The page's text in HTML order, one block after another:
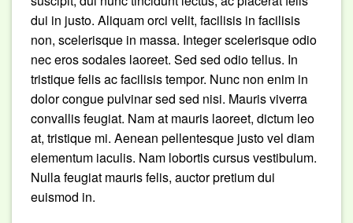
dui in justo. Aliquam orci velit, facilisis in facilisis
non, scelerisque in massa. Integer scelerisque odio
nec eros sodales laoreet. Sed sed odio tellus. In
tristique felis ac facilisis tempor. Nunc non enim in
dolor congue pulvinar sed sed nisi. Mauris viverra
convallis feugiat. Nam at mauris laoreet, dictum leo
at, tristique mi. Aenean pellentesque justo vel diam
elementum iaculis. Nam lobortis cursus vestibulum.
Nulla feugiat mauris felis, auctor pretium dui
euismod in.